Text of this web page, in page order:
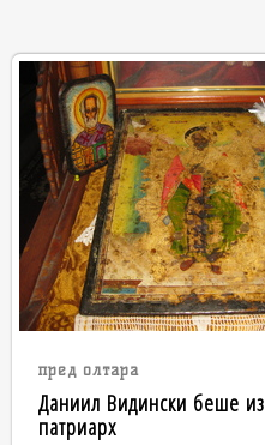
пред олтара
Даниил Видински беше
патриарх